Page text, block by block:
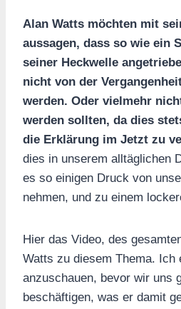
Alan Watts möchten mit
aussagen, dass so wie ein
seiner Heckwelle
nicht von der
werden. Oder vielmehr
werden sollten, da dies
die Erklärung im Jetzt zu
dies in unserem alltäglichen
es so einigen Druck von
nehmen, und zu einem
Hier das Video, des
Watts zu diesem Thema. Ich
anzuschauen, bevor wir uns
beschäftigen, was er damit